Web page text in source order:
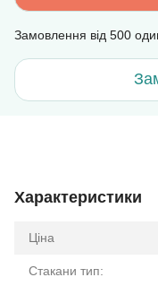
Замовлення від 500
Характеристики
Ціна
Стакани тип: